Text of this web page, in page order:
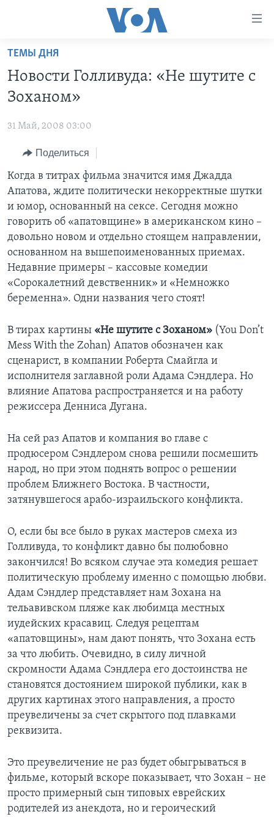
Перейти
основной
контент
навигации
Перейти
поиск
НОВОСТИ ЗА МИНУТУ
ИТОГИ
ПОЧЕМУ ЭТО ВАЖНО?
ДИСКУССИЯ VOA
ДЕТАЛИ
НЬЮ-ЙОРК NEW YORK
АМЕРИКА. БОЛЬШОЕ ПУТЕШЕСТВИЕ
УЧИМ АНГЛИЙСКИЙ
НАША АМЕРИКАНСКАЯ ИСТОРИЯ
А КАК В АМЕРИКЕ?
АРТЕФАКТЫ
АМЕРИКАНСКИЕ ГОРОДКИ
ТЕСТЫ
ЭКСПЕРТИЗА
ИНТЕРВЬЮ
ФАКТЫ ПРОТИВ ФЕЙКОВ
ЗА СВОБОДУ ПРЕССЫ
УЧИМ АНГЛИЙСКИЙ
ВИДЕО
ПОДПИСКА НА НОВОСТИ
Learning English
СОЦИАЛЬНЫЕ СЕТИ
Языки
ТЕМЫ ДНЯ
Новости Голливуда: «Не шутите с
Зоханом»
31 Май, 2008 03:00
Поделиться
Когда в титрах фильма значится имя Джадда
Апатова, ждите политически некорректные шутки
и юмор, основанный на сексе. Сегодня можно
говорить об «апатовщине» в американском кино –
довольно новом и отдельно стоящем направлении,
основанном на вышепоименованных приемах.
Недавние примеры – кассовые комедии
«Сорокалетний девственник» и «Немножко
беременна». Одни названия чего стоят!
В тирах картины «Не шутите с Зоханом» (You Don’t
Mess With the Zohan) Апатов обозначен как
сценарист, в компании Роберта Смайгла и
исполнителя заглавной роли Адама Сэндлера. Но
влияние Апатова распространяется и на работу
режиссера Денниса Дугана.
На сей раз Апатов и компания во главе с
продюсером Сэндлером снова решили посмешить
народ, но при этом поднять вопрос о решении
проблем Ближнего Востока. В частности,
затянувшегося арабо-израильского конфликта.
О, если бы все было в руках мастеров смеха из
Голливуда, то конфликт давно бы полюбовно
закончился! Во всяком случае эта комедия решает
политическую проблему именно с помощью любви.
Адам Сэндлер представляет нам Зохана на
тельавивском пляже как любимца местных
иудейских красавиц. Следуя рецептам
«апатовщины», нам дают понять, что Зохана есть
за что любить. Очевидно, в силу личной
скромности Адама Сэндлера его достоинства не
становятся достоянием широкой публики, как в
других картинах этого направления, а просто
преувеличены за счет скрытого под плавками
реквизита.
Это преувеличение не раз будет обыгрываться в
фильме, который вскоре показывает, что Зохан – не
просто примерный сын типовых еврейских
родителей из анекдота, но и героический